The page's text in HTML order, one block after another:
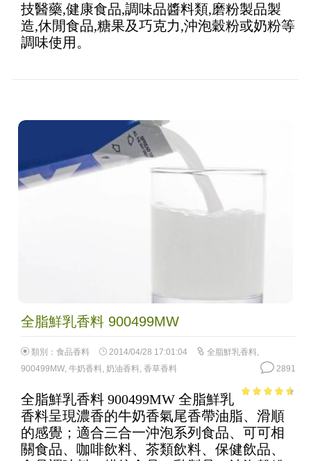
技醫藥,健康食品,調味品醬料類,磨粉製品製
造,休閒食品,糖果及巧克力,沖泡穀粉或奶粉等
調味使用。
全脂鮮乳香料 900499MW
類別： 食品香料 2014/04/28 17:01:04 全脂鮮乳香料,
900499MW, 牛奶香料, 奶油香料, 香草香料 2891
5
全脂鮮乳香料 900499MW 全脂鮮乳
香料呈現濃香的牛奶香氣尾香帶油脂、滑順
的感覺；適合三合一沖泡系列食品、可可相
關食品、咖啡飲料、茶類飲料、保健飲品、